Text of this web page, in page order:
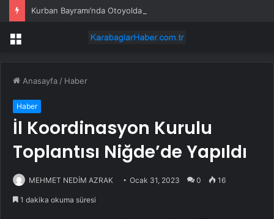
Kurban Bayramı’nda Otoyolda Yoğunluk
Menü
Anasayfa / Haber
Haber
İl Koordinasyon Kurulu
Toplantısı Niğde’de Yapıldı
MEHMET NEDİM AZRAK Ocak 31, 2023 0 16
1 dakika okuma süresi